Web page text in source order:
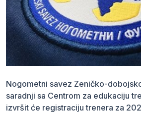
Nogometni savez Zeničko-
saradnji sa Centrom za edukaciju
izvršit će registraciju trenera za